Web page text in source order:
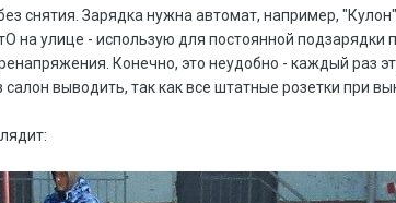
снятия. Зарядка нужна автомат, например, "Кулон".
на улице - использую для постоянной
Конечно, это неудобно - каждый раз
салон выводить, так как все штатные розетки при